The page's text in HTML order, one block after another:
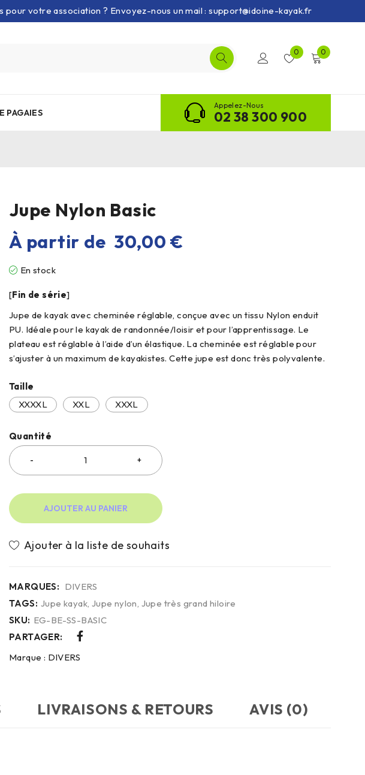
votre association ? Envoyez-nous un mail : support@idoine-kayak.fr
0 0
PAGAIES
Appelez-Nous
02 38 300 900
Jupe Nylon Basic
À partir de 30,00€
En stock
[Fin de série]
Jupe de kayak avec cheminée réglable, conçue avec un tissu Nylon enduit
PU. Idéale pour le kayak de randonnée/loisir et pour l’apprentissage. Le
plateau est réglable à l’aide d’un élastique. La cheminée est réglable pour
s’ajuster à un maximum de kayakistes. Cette jupe est donc très polyvalente.
Taille
XXXXL
XXL XXXL
Quantité
AJOUTER AU PANIER
MARQUES: DIVERS
TAGS: Jupe kayak, Jupe nylon, Jupe très grand hiloire
SKU: EG-BE-SS-BASIC
PARTAGER:
Marque : DIVERS
LIVRAISONS & RETOURS AVIS (0)